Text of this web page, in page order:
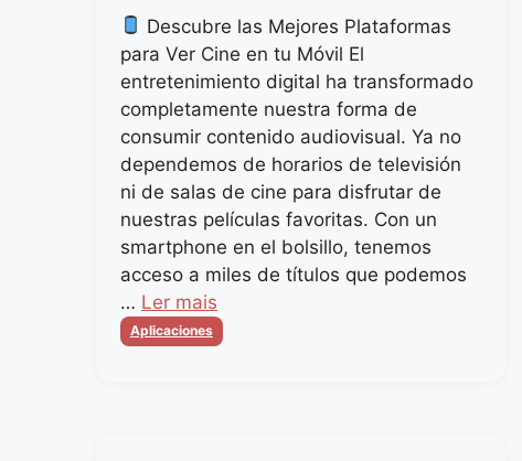
Descubre las Mejores Plataformas
para Ver Cine en tu Móvil El
entretenimiento digital ha transformado
completamente nuestra forma de
consumir contenido audiovisual. Ya no
dependemos de horarios de televisión
ni de salas de cine para disfrutar de
nuestras películas favoritas. Con un
smartphone en el bolsillo, tenemos
acceso a miles de títulos que podemos
… Ler mais
Categorias
Aplicaciones